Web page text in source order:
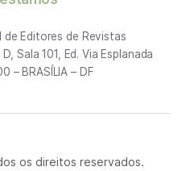
Editores de Revistas
Sala 101, Ed. Via Esplanada
– BRASÍLIA – DF
os direitos reservados.